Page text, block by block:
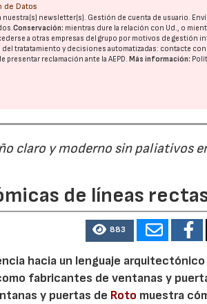
de Datos
nuestra(s) newsletter(s). Gestión de cuenta de usuario.
Conservación: mientras dure la relación con Ud., o
a otras empresas del grupo por motivos de gestión
tratatamiento y decisiones automatizadas: contacte con
presentar reclamación ante laAEPD.Más información:
claro y moderno sin paliativos
de líneas
883
hacia un lenguaje
fabricantes de ventanas y
y puertas de Roto muestra